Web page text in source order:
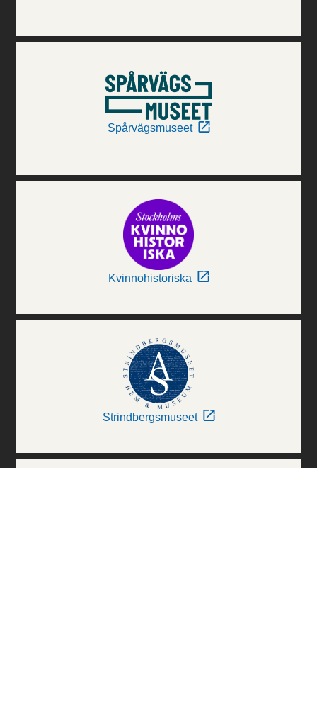
Spårvägsmuseet
Kvinnohistoriska
Strindbergsmuseet